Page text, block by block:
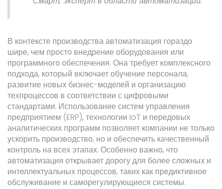
В контексте производства автоматизация гораздо
шире, чем просто внедрение оборудования или
программного обеспечения. Она требует комплексного
подхода, который включает обучение персонала,
развитие новых бизнес-моделей и организацию
техпроцессов в соответствии с цифровыми
стандартами. Использование систем управления
предприятием (ERP), технологии IoT и передовых
аналитических программ позволяет компании не только
ускорить производство, но и обеспечить качественный
контроль на всех этапах. Особенно важно, что
автоматизация открывает дорогу для более сложных и
интеллектуальных процессов, таких как предиктивное
обслуживание и саморегулирующиеся системы.